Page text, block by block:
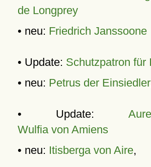
de Longprey
• neu: Friedrich Janssoone
• Update: Schutzpatron für
• neu: Petrus der Einsiedler
• Update:
Wulfia von Amiens
• neu: Itisberga von Aire,